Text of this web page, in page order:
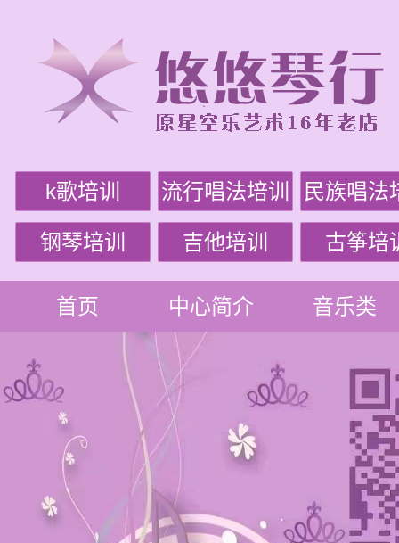
k歌培训 流行唱法培训 民族唱法
钢琴培训 吉他培训 古筝培
首页 中心简介 音乐类